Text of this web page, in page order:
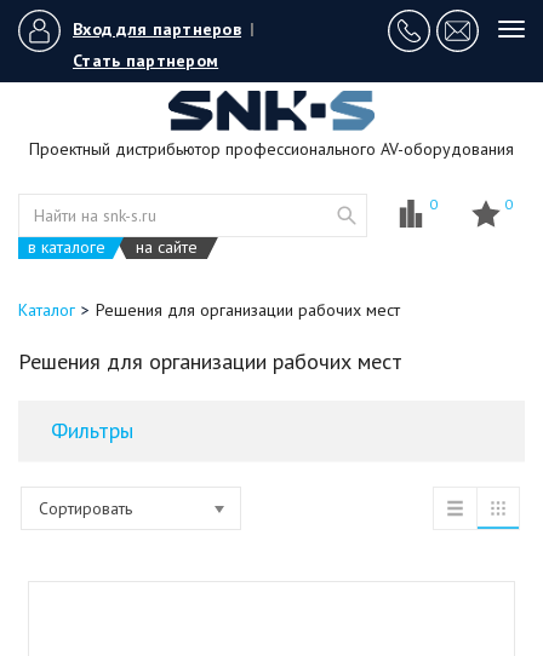
Вход для партнеров |
Стать партнером
Проектный дистрибьютор профессионального AV-оборудования
в каталоге на сайте
0 0
Каталог Решения для организации рабочих мест
Решения для организации рабочих мест
Фильтры
Сортировать